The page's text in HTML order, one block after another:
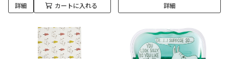
詳細 カートに入れる 詳細